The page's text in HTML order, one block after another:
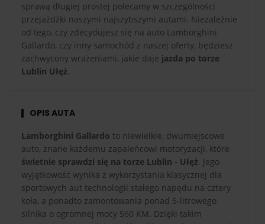
sprawą długiej prostej polecamy w szczególności
przejażdżki naszymi najszybszymi autami. Niezależnie
od tego, czy zdecydujesz się na auto Lamborghini
Gallardo, czy inny samochód z naszej oferty, będziesz
zachwycony wrażeniami, jakie daje jazda po torze
Lublin Ułęż.
OPIS AUTA
Lamborghini Gallardo to niewielkie, dwumiejscowe
auto, znane każdemu zapaleńcowi motoryzacji, które
świetnie sprawdzi się na torze Lublin - Ułęż. Jego
wyjątkowość wynika z wykorzystania klasycznej dla
sportowych aut technologii stałego napędu na cztery
koła, a ponadto zamontowania ponad 5-litrowego
silnika o ogromnej mocy 560 KM. Dzięki takim